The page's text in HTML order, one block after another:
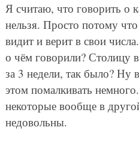
Я считаю, что говорить о
нельзя. Просто потому
видит и верит в свои
о чём говорили? Столицу
за 3 недели, так было? Ну
этом помалкивать
некоторые вообще в
недовольны.